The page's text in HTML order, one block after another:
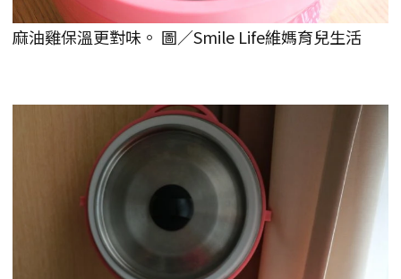
麻油雞保溫更對味。 圖／Smile Life維媽育兒生活